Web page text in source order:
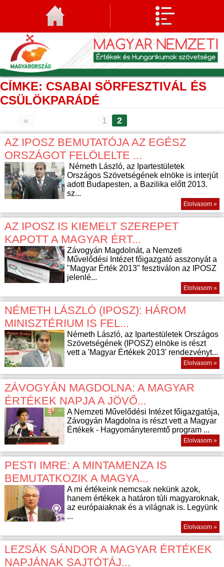
CÍMKE: CSABAI SÖRFESZTIVÁL ÉS
CSÜLÖKPARÁDÉ
« 1 2
AZ IPOSZ BEMUTATÓJA AZ EGÉSZ
ORSZÁGOT FELÖLELTE ...
Németh László, az Ipartestületek
Országos Szövetségének elnöke is interjút
adott Budapesten, a Bazilika előtt 2013.
sz...
Elolvasom »
AZ IPOSZ IS KIEMELT SZEREPET
KAPOTT A MAGYAR ÉRT...
Závogyán Magdolnát, a Nemzeti
Művelődési Intézet főigazgató asszonyát a
"Magyar Érték 2013" fesztiválon az IPOSZ
jelenlé...
Elolvasom »
NÉMETH LÁSZLÓ (IPOSZ): HÁROM
MINISZTÉRIUM IS FEL...
Németh László, az Ipartestületek Országos
Szövetségének (IPOSZ) elnöke is részt
vett a 'Magyar Értékek 2013' rendezvényt...
Elolvasom »
ZÁVOGYÁN MAGDOLNA: A MAGYAR
ÉRTÉKEK NAPJA A JÖVŐ...
A Nemzeti Művelődési Intézet főigazgatója,
Závogyán Magdolna is részt vett a Magyar
Értékek - Hagyományteremtő program ...
Elolvasom »
PESTI IMRE: A MINTAMENZA IS
BEMUTATKOZIK A MAGYA...
A mi értékeink nemcsak nekünk azok,
hanem értékek a határon túli magyaroknak,
az európaiaknak és a világnak is. Legyünk
...
Elolvasom »
LEZSÁK SÁNDOR A MAGYAR ÉRTÉKEK
NAPJÁNAK SAJTÓTÁJ...